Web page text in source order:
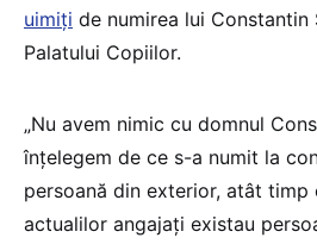
uimiți de numirea lui Constantin
Palatului Copiilor.
„Nu avem nimic cu domnul
înțelegem de ce s-a numit la
persoană din exterior, atât timp
actualilor angajați existau